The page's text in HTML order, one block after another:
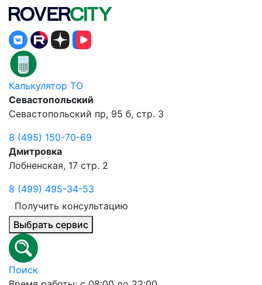
Калькулятор ТО
Севастопольский
Севастопольский пр, 95 б, стр. 3
8 (495) 150-70-69
Дмитровка
Лобненская, 17 стр. 2
8 (499) 495-34-53
Получить консультацию
Выбрать сервис
Поиск